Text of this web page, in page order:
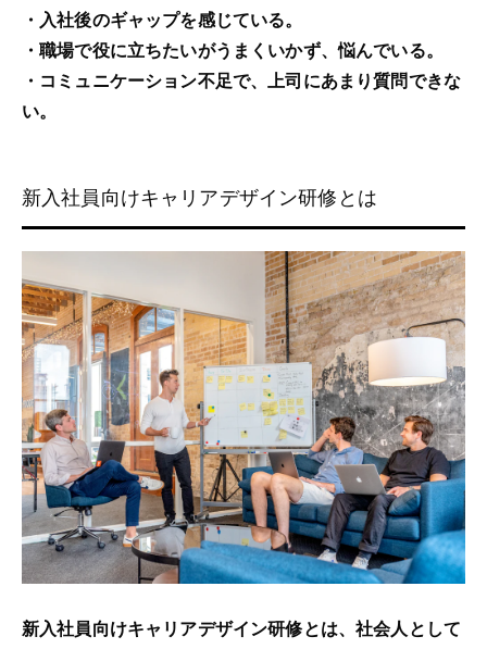
・入社後のギャップを感じている。
・職場で役に立ちたいがうまくいかず、悩んでいる。
・コミュニケーション不足で、上司にあまり質問できな
い。
新入社員向けキャリアデザイン研修とは
新入社員向けキャリアデザイン研修とは、社会人として